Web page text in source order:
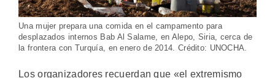
Una mujer prepara una comida en el campamento para
desplazados internos Bab Al Salame, en Alepo, Siria, cerca de
la frontera con Turquía, en enero de 2014. Crédito: UNOCHA.
Los organizadores recuerdan que «el extremismo